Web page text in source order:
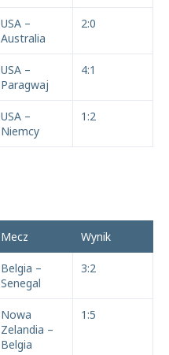
USA –
Australia
2:0
USA –
Paragwaj
4:1
USA –
Niemcy
1:2
Mecz Wynik
Belgia –
Senegal
3:2
Nowa
Zelandia –
Belgia
1:5